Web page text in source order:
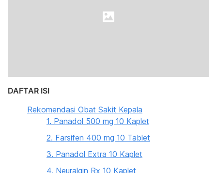
DAFTAR ISI
Rekomendasi Obat Sakit Kepala
1. Panadol 500 mg 10 Kaplet
2. Farsifen 400 mg 10 Tablet
3. Panadol Extra 10 Kaplet
4. Neuralgin Rx 10 Kaplet